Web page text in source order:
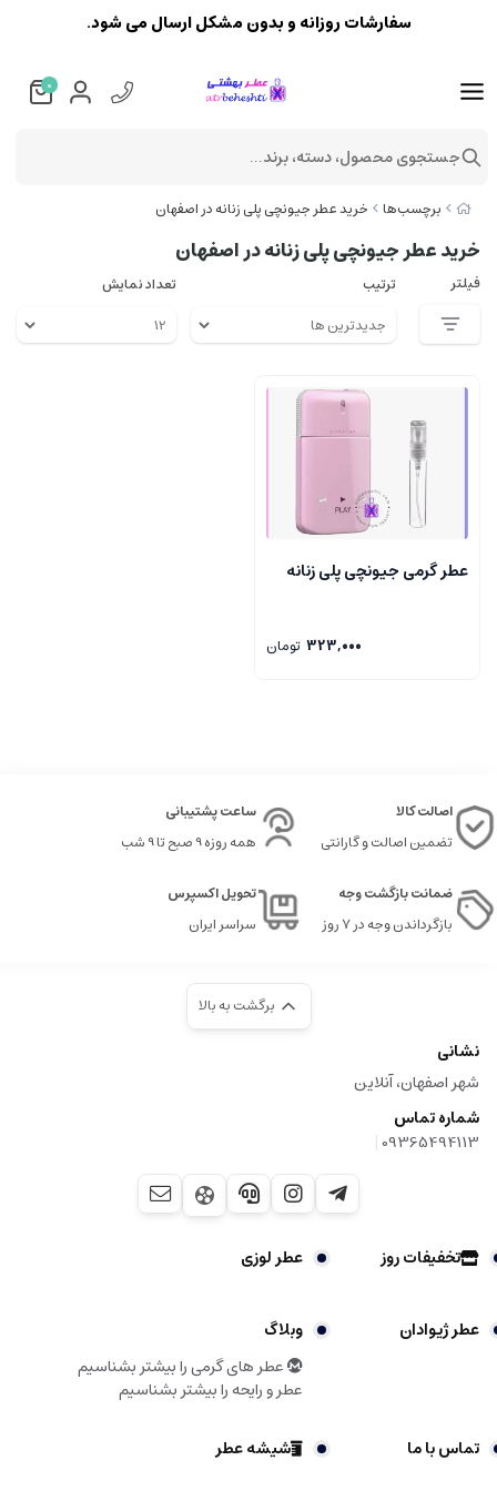
برچسب‌ها خرید عطر جیونچی پلی زنانه در اصفهان
خرید عطر جیونچی پلی زنانه در اصفهان
فیلتر ترتیب تعداد نمایش
عطر گرمی جیونچی پلی زنانه
323,000 تومان
اصالت کالا
تضمین اصالت و گارانتی
ساعت پشتیبانی
همه روزه 9 صبح تا 9 شب
ضمانت بازگشت وجه
بازگرداندن وجه در ۷ روز
تحویل اکسپرس
سراسر ایران
برگشت به بالا
نشانی
شهر اصفهان، آنلاین
شماره تماس
09365494113
|
تخفیفات روز عطر لوزی
عطر ژیوادان
وبلاگ
عطر های گرمی را بیشتر بشناسیم
عطر و رایحه را بیشتر بشناسیم
تماس با ما شیشه عطر
سفارشات روزانه و بدون مشکل ارسال می شود.
0
جستجوی محصول، دسته، برند...